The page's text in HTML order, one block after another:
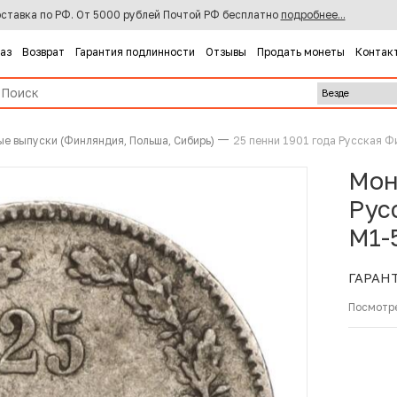
по РФ. От 5000 рублей Почтой РФ бесплатно подробнее...
Возврат Гарантия подлинности Отзывы Продать монеты
выпуски (Финляндия, Польша, Сибирь) 25 пенни 1901 года Русская